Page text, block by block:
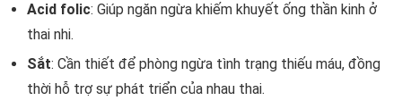
Acid folic: Giúp ngăn ngừa khiếm khuyết ống thần kinh ở
thai nhi.
Sắt: Cần thiết để phòng ngừa tình trạng thiếu máu, đồng
thời hỗ trợ sự phát triển của nhau thai.